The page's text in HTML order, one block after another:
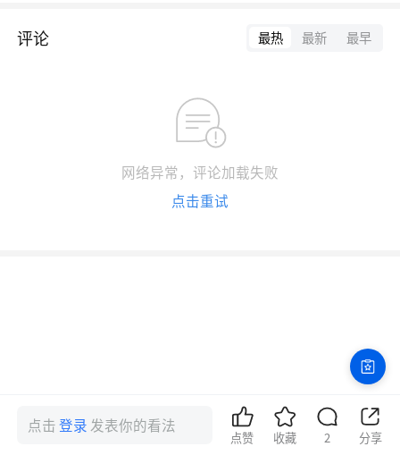
评论 最热 最新 最早
网络异常，评论加载失败
点击重试
点击登录 发表你的看法
点赞 收藏 2 分享